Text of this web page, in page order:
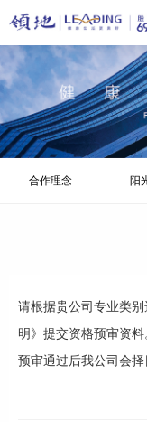
合作理念 阳
请根据贵公司专业类
明》提交资格预审资
预审通过后我公司会择